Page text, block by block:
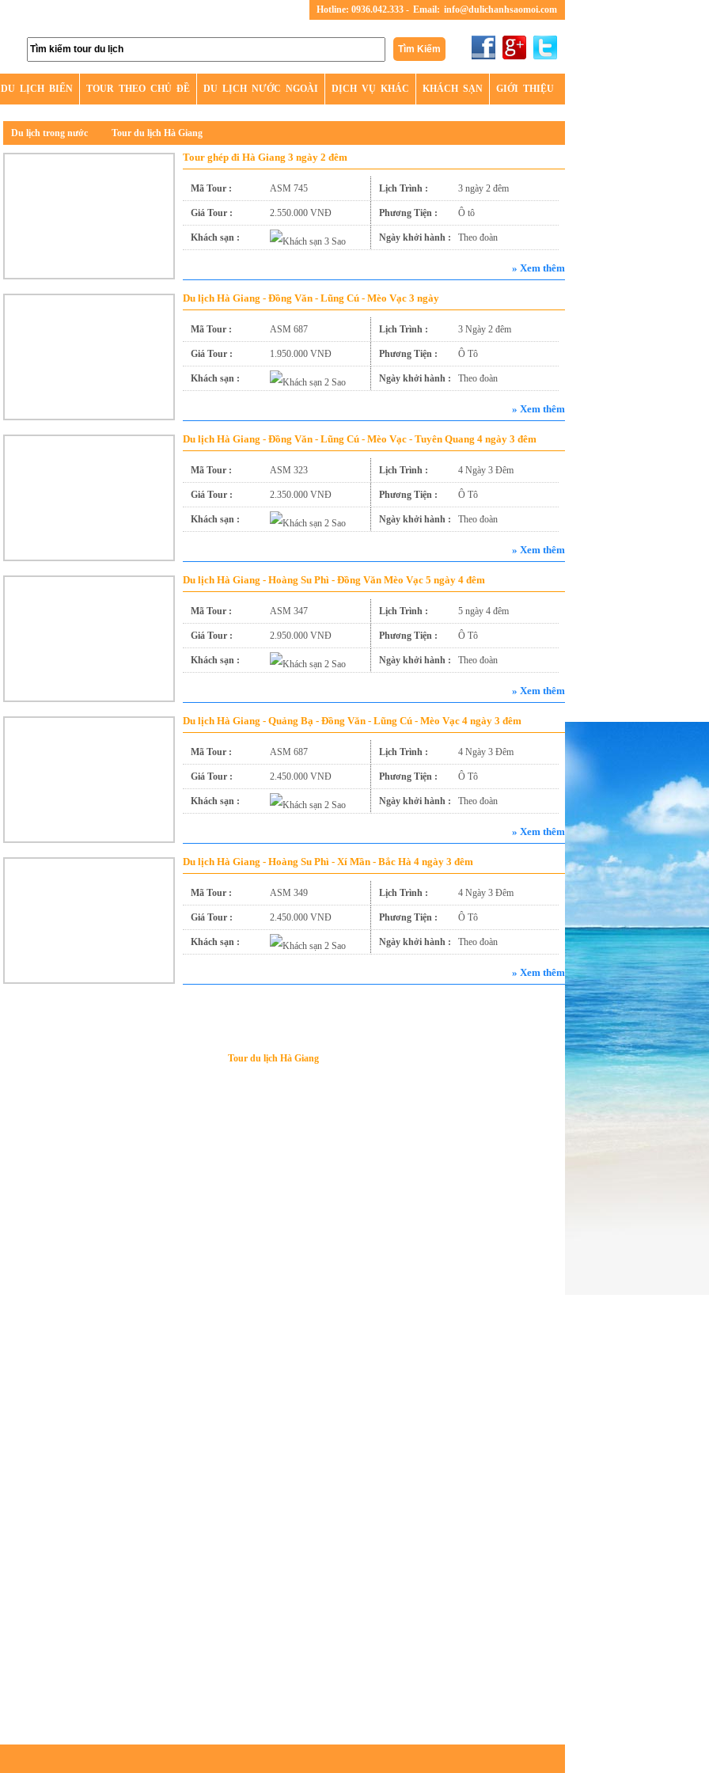
Hotline: 0936.042.333 - Email: info@dulichanhsaomoi.com
DU LỊCH BIỂN TOUR THEO CHỦ ĐỀ DU LỊCH NƯỚC NGOÀI DỊCH VỤ KHÁC KHÁCH SẠN GIỚI THIỆU
không chịu trách nhiệm khi Quý khách giao dịch với các số Điện Thoại, Nick Yahoo , Nick Skype và Email cá nhân khác ... Xin chân thành cảm ơn!
Du lịch trong nước Tour du lịch Hà Giang
Tour ghép đi Hà Giang 3 ngày 2 đêm
Mã Tour : ASM 745 Lịch Trình : 3 ngày 2 đêm
Giá Tour : 2.550.000 VNĐ Phương Tiện : Ô tô
Khách sạn : Ngày khởi hành : Theo đoàn
» Xem thêm
Du lịch Hà Giang - Đồng Văn - Lũng Cú - Mèo Vạc 3 ngày
Mã Tour : ASM 687 Lịch Trình : 3 Ngày 2 đêm
Giá Tour : 1.950.000 VNĐ Phương Tiện : Ô Tô
Khách sạn : Ngày khởi hành : Theo đoàn
» Xem thêm
Du lịch Hà Giang - Đồng Văn - Lũng Cú - Mèo Vạc - Tuyên Quang 4 ngày 3 đêm
Mã Tour : ASM 323 Lịch Trình : 4 Ngày 3 Đêm
Giá Tour : 2.350.000 VNĐ Phương Tiện : Ô Tô
Khách sạn : Ngày khởi hành : Theo đoàn
» Xem thêm
Du lịch Hà Giang - Hoàng Su Phì - Đồng Văn Mèo Vạc 5 ngày 4 đêm
Mã Tour : ASM 347 Lịch Trình : 5 ngày 4 đêm
Giá Tour : 2.950.000 VNĐ Phương Tiện : Ô Tô
Khách sạn : Ngày khởi hành : Theo đoàn
» Xem thêm
Du lịch Hà Giang - Quảng Bạ - Đồng Văn - Lũng Cú - Mèo Vạc 4 ngày 3 đêm
Mã Tour : ASM 687 Lịch Trình : 4 Ngày 3 Đêm
Giá Tour : 2.450.000 VNĐ Phương Tiện : Ô Tô
Khách sạn : Ngày khởi hành : Theo đoàn
» Xem thêm
Du lịch Hà Giang - Hoàng Su Phì - Xí Mần - Bắc Hà 4 ngày 3 đêm
Mã Tour : ASM 349 Lịch Trình : 4 Ngày 3 Đêm
Giá Tour : 2.450.000 VNĐ Phương Tiện : Ô Tô
Khách sạn : Ngày khởi hành : Theo đoàn
» Xem thêm
Tour du lịch Hà Giang